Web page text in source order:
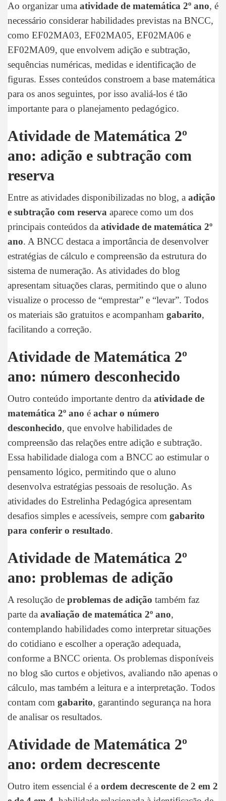
Ao organizar uma atividade de matemática 2º ano, é
necessário considerar habilidades previstas na BNCC,
como EF02MA03, EF02MA05, EF02MA06 e
EF02MA09, que envolvem adição e subtração,
sequências numéricas, medidas e identificação de
figuras. Esses conteúdos constroem a base matemática
para os anos seguintes, por isso avaliá-los é tão
importante para o planejamento pedagógico.
Atividade de Matemática 2º
ano: adição e subtração com
reserva
Entre as atividades disponibilizadas no blog, a adição
e subtração com reserva aparece como um dos
principais conteúdos da atividade de matemática 2º
ano. A BNCC destaca a importância de desenvolver
estratégias de cálculo e compreensão da estrutura do
sistema de numeração. As atividades do blog
apresentam situações claras, permitindo que o aluno
visualize o processo de “emprestar” e “levar”. Todos
os materiais são gratuitos e acompanham gabarito,
facilitando a correção.
Atividade de Matemática 2º
ano: número desconhecido
Outro conteúdo importante dentro da atividade de
matemática 2º ano é achar o número
desconhecido, que envolve habilidades de
compreensão das relações entre adição e subtração.
Essa habilidade dialoga com a BNCC ao estimular o
pensamento lógico, permitindo que o aluno
desenvolva estratégias pessoais de resolução. As
atividades do Estrelinha Pedagógica apresentam
desafios simples e acessíveis, sempre com gabarito
para conferir o resultado.
Atividade de Matemática 2º
ano: problemas de adição
A resolução de problemas de adição também faz
parte da avaliação de matemática 2º ano,
contemplando habilidades como interpretar situações
do cotidiano e escolher a operação adequada,
conforme a BNCC orienta. Os problemas disponíveis
no blog são curtos e objetivos, avaliando não apenas o
cálculo, mas também a leitura e a interpretação. Todos
contam com gabarito, garantindo segurança na hora
de analisar os resultados.
Atividade de Matemática 2º
ano: ordem decrescente
Outro item essencial é a ordem decrescente de 2 em 2